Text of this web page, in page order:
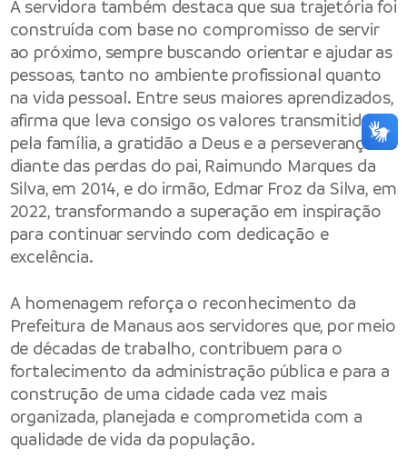
A servidora também destaca que sua trajetória foi
construída com base no compromisso de servir
ao próximo, sempre buscando orientar e ajudar as
pessoas, tanto no ambiente profissional quanto
na vida pessoal. Entre seus maiores aprendizados,
afirma que leva consigo os valores transmitidos
pela família, a gratidão a Deus e a perseverança
diante das perdas do pai, Raimundo Marques da
Silva, em 2014, e do irmão, Edmar Froz da Silva, em
2022, transformando a superação em inspiração
para continuar servindo com dedicação e
excelência.
A homenagem reforça o reconhecimento da
Prefeitura de Manaus aos servidores que, por meio
de décadas de trabalho, contribuem para o
fortalecimento da administração pública e para a
construção de uma cidade cada vez mais
organizada, planejada e comprometida com a
qualidade de vida da população.